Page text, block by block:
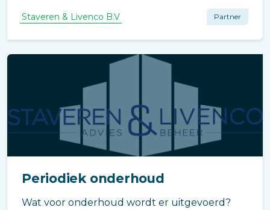
een analoge lijn of op GSM-techniek.
Staveren & Livenco B.V Partner
Periodiek onderhoud
Wat voor onderhoud wordt er uitgevoerd?